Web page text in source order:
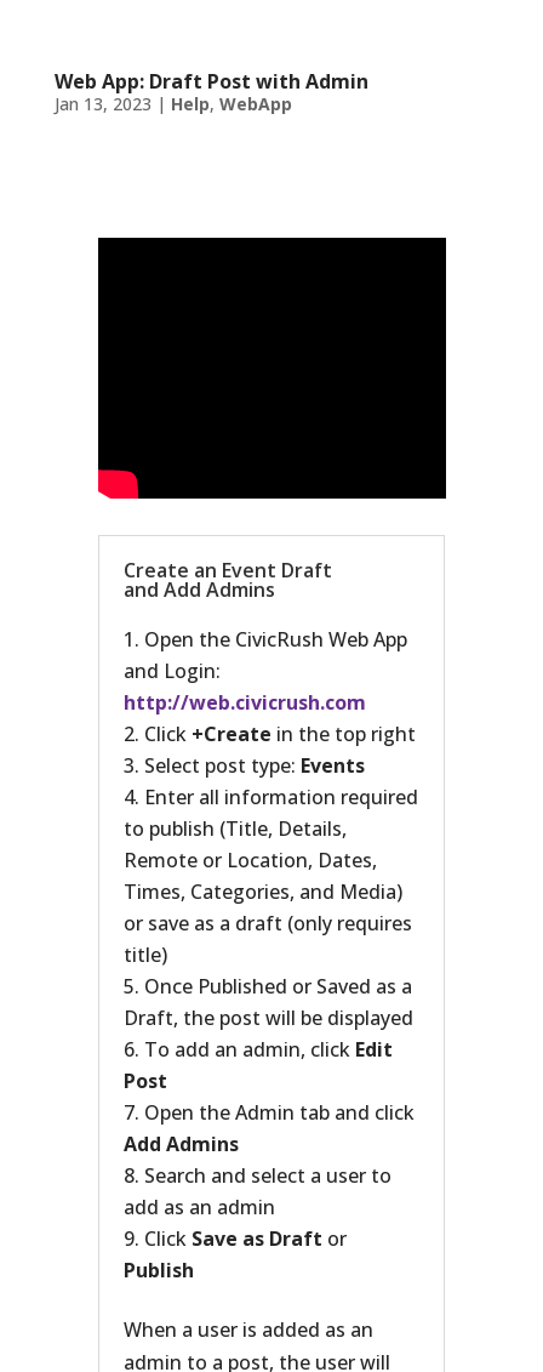
Web App: Draft Post with Admin
Jan 13, 2023 | Help, WebApp
Create an Event Draft
and Add Admins
Open the CivicRush Web App
and Login:
http://web.civicrush.com
Click +Create in the top right
Select post type: Events
Enter all information required
to publish (Title, Details,
Remote or Location, Dates,
Times, Categories, and Media)
or save as a draft (only requires
title)
Once Published or Saved as a
Draft, the post will be displayed
To add an admin, click Edit
Post
Open the Admin tab and click
Add Admins
Search and select a user to
add as an admin
Click Save as Draft or
Publish
When a user is added as an
admin to a post, the user will